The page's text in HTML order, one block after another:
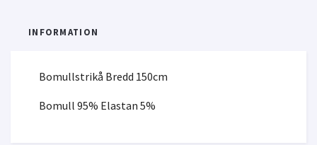
INFORMATION
Bomullstrikå Bredd 150cm
Bomull 95% Elastan 5%